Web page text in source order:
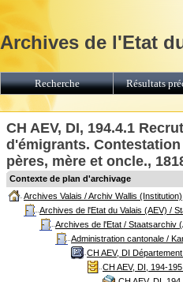
CH AEV, DI, 194.4.1
d'émigrants.
pères, mère et oncle.,
Contexte de plan d'archivage
Archives Valais / Archiv Wallis (Institution)
Archives de l'Etat du Valais (AEV) /
Archives de l'Etat / Staatsarchiv
Administration cantonale /
CH AEV, DI
CH AEV, DI, 194-
Archives de l'Etat
Recherche Résultats